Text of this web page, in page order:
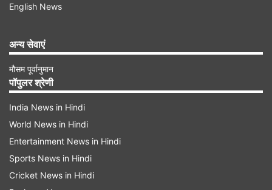
निवेशकों की हुई मोटी कमाई
सत्र में 6 लाख करोड़ रुपये की बढ़ोतरी हो गई। बीएसई-
लिस्टेड फर्मों का कुल मार्केट कैप बढ़कर लगभग 426 लाख
करोड़ रुपये हो गया। बीते पांच सत्रों की बात करें तो सेंसेक्स
में 5,561 अंकों की उछाल दर्ज की गई है। जबकि निफ्टी 50
English News
अन्य सेवाएं
मौसम पूर्वानुमान
पॉपुलर श्रेणी
India News in Hindi
World News in Hindi
Entertainment News in Hindi
Sports News in Hindi
Cricket News in Hindi